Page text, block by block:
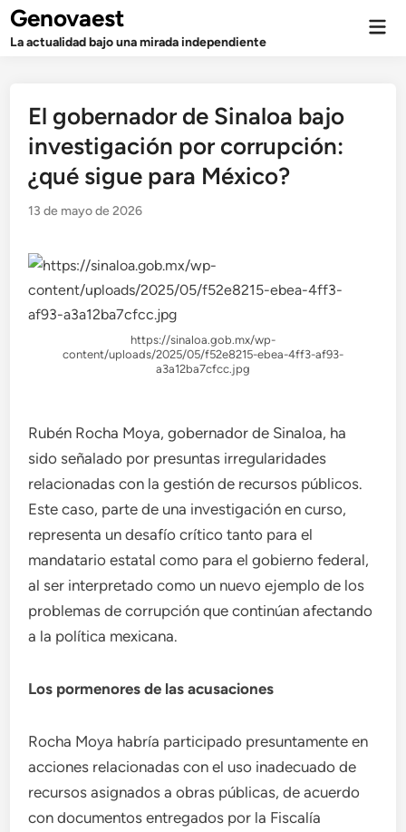
Saltar
contenido
Genovaest
La actualidad bajo una mirada independiente
El gobernador de Sinaloa bajo
investigación por corrupción:
¿qué sigue para México?
13 de mayo de 2026
https://sinaloa.gob.mx/wp-
content/uploads/2025/05/f52e8215-ebea-4ff3-af93-
a3a12ba7cfcc.jpg
Rubén Rocha Moya, gobernador de Sinaloa, ha
sido señalado por presuntas irregularidades
relacionadas con la gestión de recursos públicos.
Este caso, parte de una investigación en curso,
representa un desafío crítico tanto para el
mandatario estatal como para el gobierno federal,
al ser interpretado como un nuevo ejemplo de los
problemas de corrupción que continúan afectando
a la política mexicana.
Los pormenores de las acusaciones
Rocha Moya habría participado presuntamente en
acciones relacionadas con el uso inadecuado de
recursos asignados a obras públicas, de acuerdo
con documentos entregados por la Fiscalía